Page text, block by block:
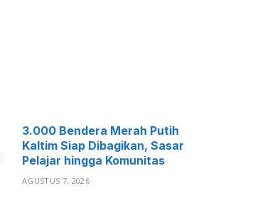
3.000 Bendera Merah Putih
Kaltim Siap Dibagikan, Sasar
Pelajar hingga Komunitas
AGUSTUS 7, 2026